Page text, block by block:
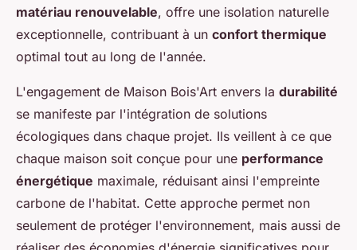
matériau renouvelable, offre une isolation naturelle
exceptionnelle, contribuant à un confort thermique
optimal tout au long de l'année.
L'engagement de Maison Bois'Art envers la durabilité
se manifeste par l'intégration de solutions
écologiques dans chaque projet. Ils veillent à ce que
chaque maison soit conçue pour une performance
énergétique maximale, réduisant ainsi l'empreinte
carbone de l'habitat. Cette approche permet non
seulement de protéger l'environnement, mais aussi de